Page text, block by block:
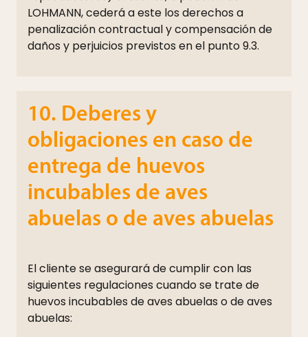
LOHMANN, cederá a este los derechos a
penalización contractual y compensación de
daños y perjuicios previstos en el punto 9.3.
10. Deberes y
obligaciones en caso de
entrega de huevos
incubables de aves
abuelas o de aves abuelas
El cliente se asegurará de cumplir con las
siguientes regulaciones cuando se trate de
huevos incubables de aves abuelas o de aves
abuelas: